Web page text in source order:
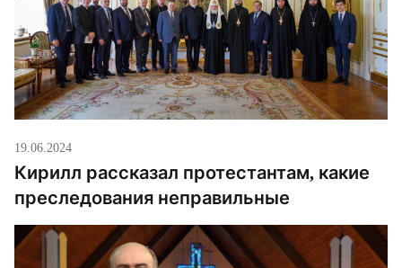
19.06.2024
Кирилл рассказал протестантам, какие
преследования неправильные